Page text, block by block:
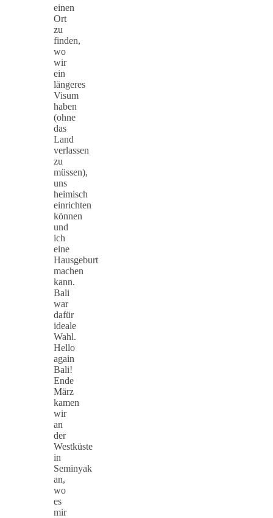
einen
Ort
zu
finden,
wo
wir
ein
längeres
Visum
haben
(ohne
das
Land
verlassen
zu
müssen),
uns
heimisch
einrichten
können
und
ich
eine
Hausgeburt
machen
kann.
Bali
war
dafür
ideale
Wahl.
Hello
again
Bali!
Ende
März
kamen
wir
an
der
Westküste
in
Seminyak
an,
wo
es
mir